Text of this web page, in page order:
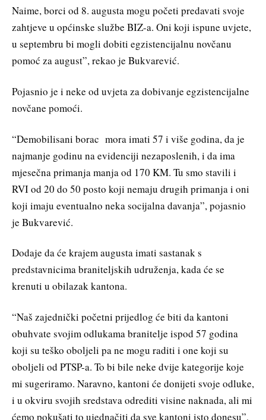
Naime, borci od 8. augusta mogu početi predavati svoje
zahtjeve u općinske službe BIZ-a. Oni koji ispune uvjete,
u septembru bi mogli dobiti egzistencijalnu novčanu
pomoć za august”, rekao je Bukvarević.
Pojasnio je i neke od uvjeta za dobivanje egzistencijalne
novčane pomoći.
“Demobilisani borac mora imati 57 i više godina, da je
najmanje godinu na evidenciji nezaposlenih, i da ima
mjesečna primanja manja od 170 KM. Tu smo stavili i
RVI od 20 do 50 posto koji nemaju drugih primanja i oni
koji imaju eventualno neka socijalna davanja”, pojasnio
je Bukvarević.
Dodaje da će krajem augusta imati sastanak s
predstavnicima braniteljskih udruženja, kada će se
krenuti u obilazak kantona.
“Naš zajednički početni prijedlog će biti da kantoni
obuhvate svojim odlukama branitelje ispod 57 godina
koji su teško oboljeli pa ne mogu raditi i one koji su
oboljeli od PTSP-a. To bi bile neke dvije kategorije koje
mi sugeriramo. Naravno, kantoni će donijeti svoje odluke,
i u okviru svojih sredstava odrediti visine naknada, ali mi
ćemo pokušati to ujednačiti da sve kantoni isto donesu”,